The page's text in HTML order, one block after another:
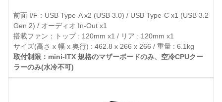
前面 I/F：USB Type-A x2 (USB 3.0) / USB Type-C x1 (USB 3.2
Gen 2) / オーディオ In-Out x1
搭載ファン：トップ : 120mm x1 / リア : 120mm x1
サイズ(高さ x 幅 x 奥行) : 462.8 x 266 x 266 / 重量 : 6.1kg
取付制限：mini-ITX 規格のマザーボードのみ、空冷CPUクー
ラーのみ(水冷不可)